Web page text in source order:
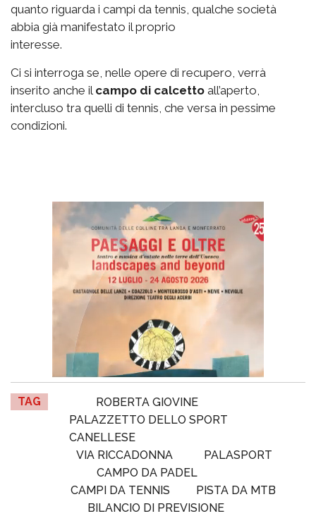
quanto riguarda i campi da tennis, qualche società
abbia già manifestato il proprio
interesse.
Ci si interroga se, nelle opere di recupero, verrà
inserito anche il campo di calcetto all’aperto,
intercluso tra quelli di tennis, che versa in pessime
condizioni.
TAG
ROBERTA GIOVINE
PALAZZETTO DELLO SPORT
CANELLESE
VIA RICCADONNA
PALASPORT
CAMPO DA PADEL
CAMPI DA TENNIS
PISTA DA MTB
BILANCIO DI PREVISIONE